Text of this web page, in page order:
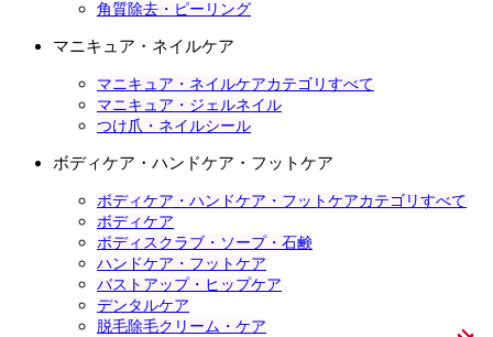
角質除去・ピーリング
マニキュア・ネイルケア
マニキュア・ネイルケアカテゴリすべて
マニキュア・ジェルネイル
つけ爪・ネイルシール
ボディケア・ハンドケア・フットケア
ボディケア・ハンドケア・フットケアカテゴリすべて
ボディケア
ボディスクラブ・ソープ・石鹸
ハンドケア・フットケア
バストアップ・ヒップケア
デンタルケア
脱毛除毛クリーム・ケア